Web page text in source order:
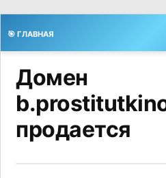
🎯 ГЛАВНАЯ
Домен
продается